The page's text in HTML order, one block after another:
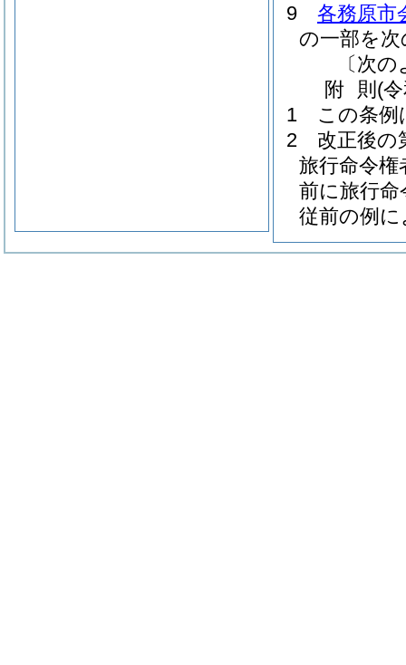
9
各務原市
の一部を
〔次
附 則 (
1
この条例
2
改正後の
旅行命令
前に旅行
従前の例